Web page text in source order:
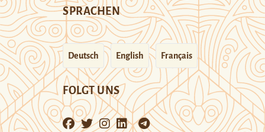
SPRACHEN
Deutsch English Français
FOLGT UNS